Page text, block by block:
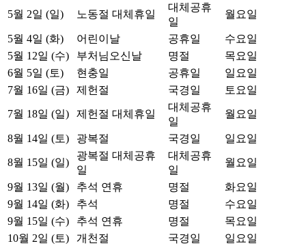
5월 2일 (일) 노동절 대체휴일
대체공휴
일
월요일
5월 4일 (화) 어린이날 공휴일
수요일
5월 12일 (수)
부처님오신날 명절
목요일
6월 5일 (토)
현충일 공휴일
일요일
7월 16일 (금)
제헌절 국경일 토요일
7월 18일 (일) 제헌절 대체휴일
대체공휴
일
월요일
8월 14일 (토) 광복절 국경일 일요일
8월 15일 (일)
광복절 대체공휴
일
대체공휴
일
월요일
9월 13일 (월) 추석 연휴 명절
화요일
9월 14일 (화)
추석 명절
수요일
9월 15일 (수)
추석 연휴 명절
목요일
10월 2일 (토)
개천절 국경일 일요일